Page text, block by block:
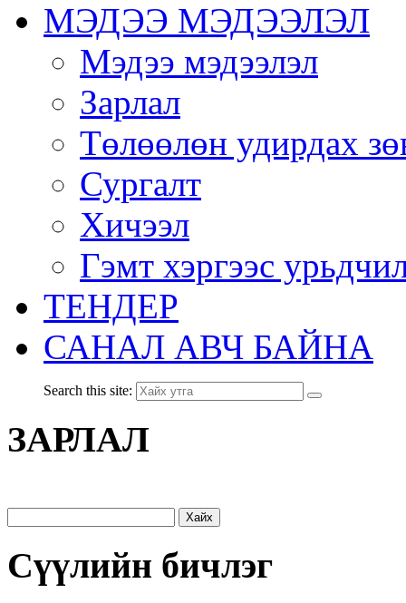
МЭДЭЭ МЭДЭЭЛЭЛ
Мэдээ мэдээлэл
Зарлал
Төлөөлөн удирдах
Сургалт
Хичээл
Гэмт хэргээс
ТЕНДЕР
САНАЛ АВЧ БАЙНА
Search this site:
ЗАРЛАЛ
Сүүлийн бичлэг